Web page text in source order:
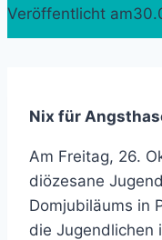
Veröffentlicht am
Nix für
Am Freitag, 26.
diözesane
Domjubiläums in
die Jugendlichen